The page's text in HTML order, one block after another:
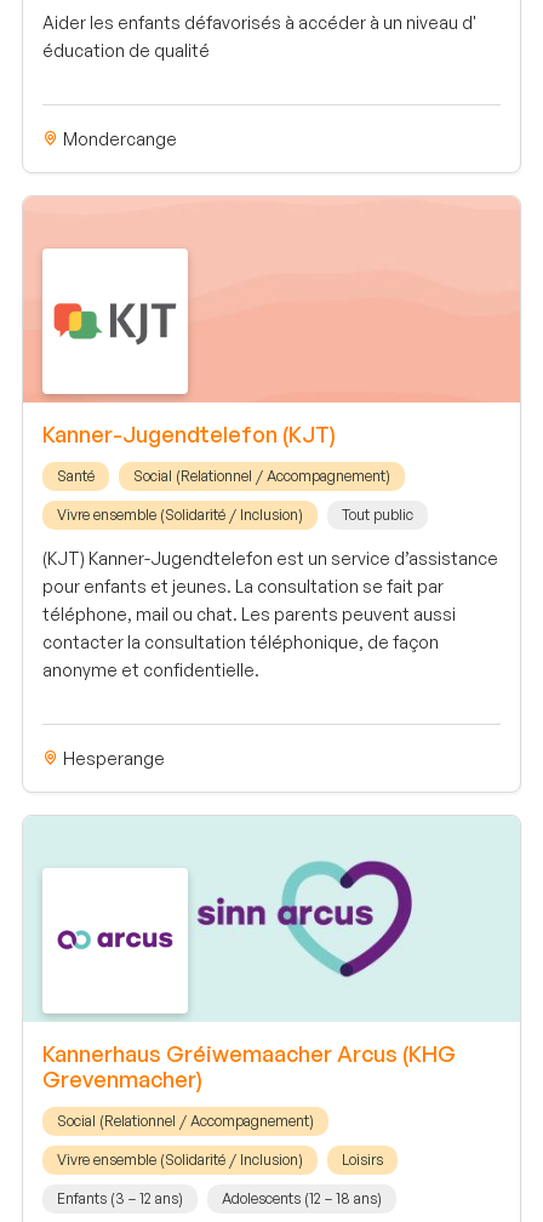
Aider les enfants défavorisés à accéder à un niveau d'
éducation de qualité
Mondercange
Kanner-Jugendtelefon (KJT)
Santé Social (Relationnel / Accompagnement)
Vivre ensemble (Solidarité / Inclusion) Tout public
(KJT) Kanner-Jugendtelefon est un service d’assistance
pour enfants et jeunes. La consultation se fait par
téléphone, mail ou chat. Les parents peuvent aussi
contacter la consultation téléphonique, de façon
anonyme et confidentielle.
Hesperange
Kannerhaus Gréiwemaacher Arcus (KHG
Grevenmacher)
Social (Relationnel / Accompagnement)
Vivre ensemble (Solidarité / Inclusion) Loisirs
Enfants (3 – 12 ans) Adolescents (12 – 18 ans)